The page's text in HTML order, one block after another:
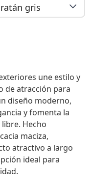
gris
une estilo y
de atracción para
diseño moderno,
y fomenta la
Hecho
maciza,
atractivo a largo
ideal para